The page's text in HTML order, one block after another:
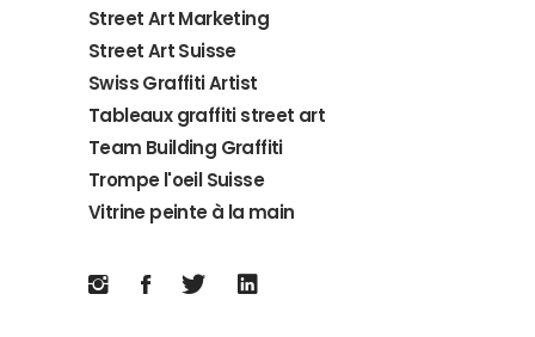
Street Art Marketing
Street Art Suisse
Swiss Graffiti Artist
Tableaux graffiti street art
Team Building Graffiti
Trompe l'oeil Suisse
Vitrine peinte à la main